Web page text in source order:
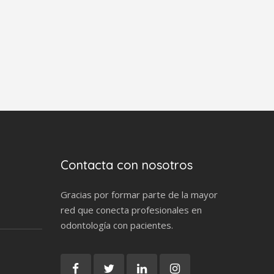
Contacta con nosotros
Gracias por formar parte de la mayor
red que conecta profesionales en
odontología con pacientes.